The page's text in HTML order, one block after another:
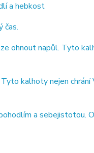
a hebkost
čas.
ohnout napůl. Tyto
kalhoty nejen chrání
a sebejistotou.